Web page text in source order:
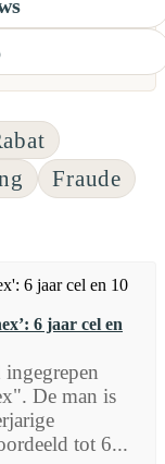
Fraude
6 jaar cel en
ingegrepen
De man is
tot 6...